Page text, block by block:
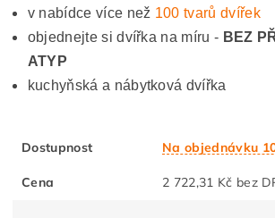
v nabídce více než 100 tvarů dvířek
objednejte si dvířka na míru - BEZ
ATYP
kuchyňská a nábytková dvířka
Dostupnost Na objednávku
Cena 2 722,31 Kč